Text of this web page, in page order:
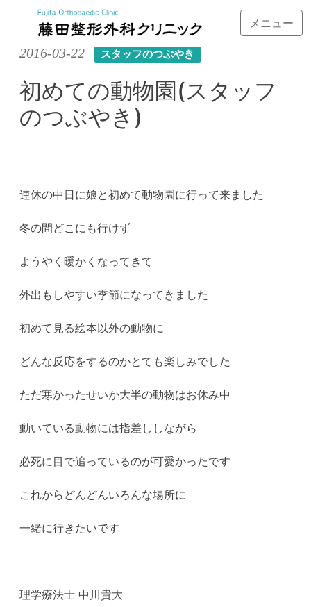
メニュー
2016-03-22 スタッフのつぶやき
初めての動物園(スタッフ
のつぶやき)
連休の中日に娘と初めて動物園に行って来ました
冬の間どこにも行けず
ようやく暖かくなってきて
外出もしやすい季節になってきました
初めて見る絵本以外の動物に
どんな反応をするのかとても楽しみでした
ただ寒かったせいか大半の動物はお休み中
動いている動物には指差ししながら
必死に目で追っているのが可愛かったです
これからどんどんいろんな場所に
一緒に行きたいです
理学療法士 中川貴大